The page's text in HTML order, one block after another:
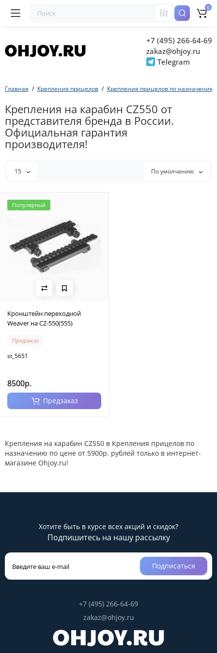
+7 (495) 266-64-69
zakaz@ohjoy.ru
Telegram
0
Главная Крепления прицелов Крепления прицелов по назначению
Крепления на карабин CZ550 от
представителя бренда в России.
Официальная гарантия
производителя!
15 По умолчанию
Популярный
Кронштейн переходной
Weaver на CZ-550(555)
Предзаказ
st_5651
8500р.
Предзаказ
Крепления на карабин CZ550 в Крепления прицелов по
назначению по цене от 5900р. рублей только в интернет-
магазине Ohjoy.ru!
Хотите быть в курсе всех акций и скидок?
Подпишитесь на нашу рассылку
Подписаться
+7 (495) 266-64-69
zakaz@ohjoy.ru